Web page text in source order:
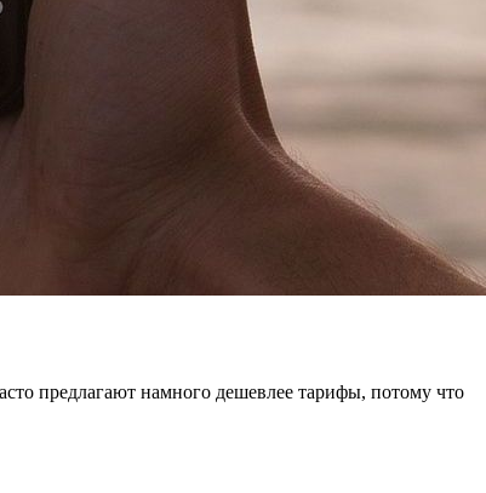
предлагают намного дешевлее тарифы, потому что